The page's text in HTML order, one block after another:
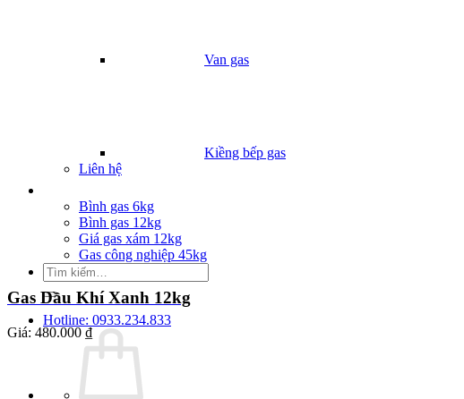
Van gas
Kiềng bếp gas
Liên hệ
Bình gas 6kg
Bình gas 12kg
Giá gas xám 12kg
Gas công nghiệp 45kg
Tìm
kiếm:
Hotline: 0933.234.833
Gas Dầu Khí Xanh 12kg
Giá: 480.000 ₫